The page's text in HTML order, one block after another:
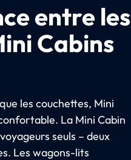
entre les
Cabins
les couchettes, Mini
La Mini Cabin
seuls – deux
Les wagons-lits